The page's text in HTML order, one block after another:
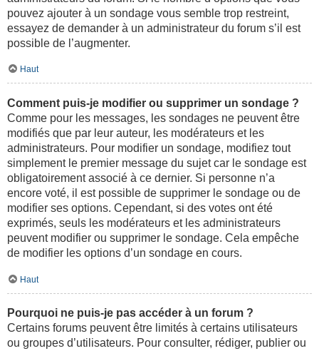
pouvez ajouter à un sondage vous semble trop restreint,
essayez de demander à un administrateur du forum s’il est
possible de l’augmenter.
Haut
Comment puis-je modifier ou supprimer un sondage ?
Comme pour les messages, les sondages ne peuvent être
modifiés que par leur auteur, les modérateurs et les
administrateurs. Pour modifier un sondage, modifiez tout
simplement le premier message du sujet car le sondage est
obligatoirement associé à ce dernier. Si personne n’a
encore voté, il est possible de supprimer le sondage ou de
modifier ses options. Cependant, si des votes ont été
exprimés, seuls les modérateurs et les administrateurs
peuvent modifier ou supprimer le sondage. Cela empêche
de modifier les options d’un sondage en cours.
Haut
Pourquoi ne puis-je pas accéder à un forum ?
Certains forums peuvent être limités à certains utilisateurs
ou groupes d’utilisateurs. Pour consulter, rédiger, publier ou